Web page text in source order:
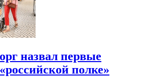
назвал первые
полке»